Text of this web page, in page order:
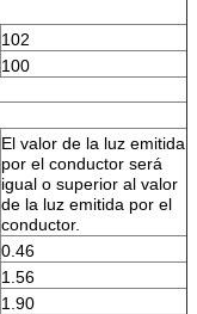
102
100
El valor de la luz emitida
por el conductor será
igual o superior al valor
de la luz emitida por el
conductor.
0.46
1.56
1.90